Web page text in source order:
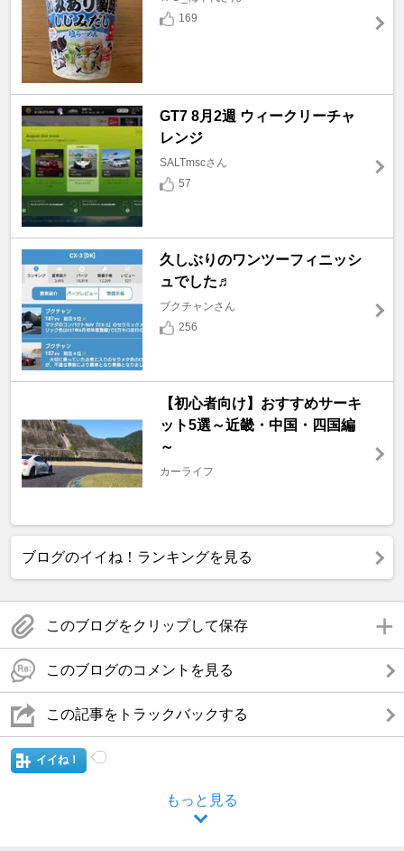
169
GT7 8月2週 ウィークリーチャ
レンジ
SALTmscさん
57
久しぶりのワンツーフィニッシ
ュでした♬
ブクチャンさん
256
【初心者向け】おすすめサーキ
ット5選～近畿・中国・四国編
～
カーライフ
ブログのイイね！ランキングを見る
このブログをクリップして保存
このブログのコメントを見る
この記事をトラックバックする
イイね！
もっと見る